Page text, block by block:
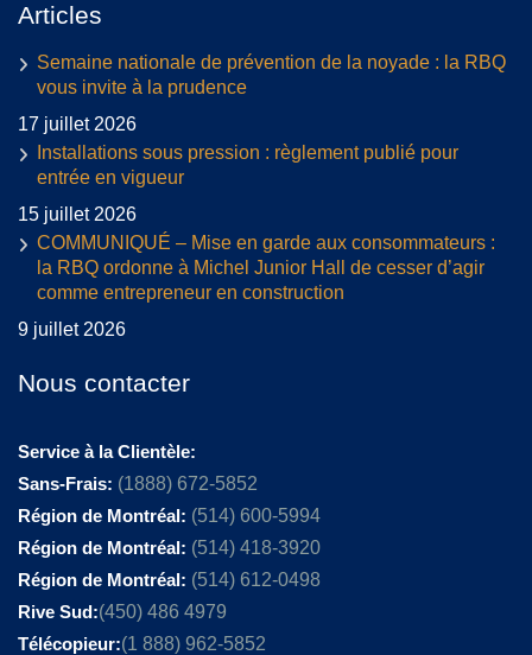
Articles
Semaine nationale de prévention de la noyade : la RBQ
vous invite à la prudence
17 juillet 2026
Installations sous pression : règlement publié pour
entrée en vigueur
15 juillet 2026
COMMUNIQUÉ – Mise en garde aux consommateurs :
la RBQ ordonne à Michel Junior Hall de cesser d’agir
comme entrepreneur en construction
9 juillet 2026
Nous contacter
Service à la Clientèle:
Sans-Frais: (1888) 672-5852
Région de Montréal: (514) 600-5994
Région de Montréal: (514) 418-3920
Région de Montréal: (514) 612-0498
Rive Sud:(450) 486 4979
Télécopieur:(1 888) 962-5852